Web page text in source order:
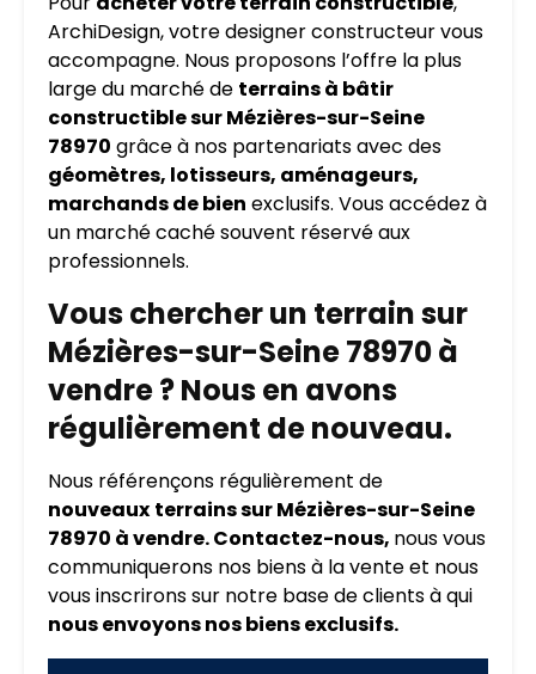
ArchiDesign, votre designer constructeur vous
accompagne. Nous proposons l’offre la plus
large du marché de terrains à bâtir
constructible sur Mézières-sur-Seine
78970 grâce à nos partenariats avec des
géomètres, lotisseurs, aménageurs,
marchands de bien exclusifs. Vous accédez à
un marché caché souvent réservé aux
professionnels.
Vous chercher un terrain sur
Mézières-sur-Seine 78970 à
vendre ? Nous en avons
régulièrement de nouveau.
Nous référençons régulièrement de
nouveaux terrains sur Mézières-sur-Seine
78970 à vendre. Contactez-nous, nous vous
communiquerons nos biens à la vente et nous
vous inscrirons sur notre base de clients à qui
nous envoyons nos biens exclusifs.